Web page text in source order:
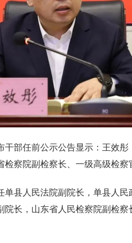
干部任前公示公告显示：王效彤
察院副检察长、一级高级检察
单县人民法院副院长，单县人
院长，山东省人民检察院副检